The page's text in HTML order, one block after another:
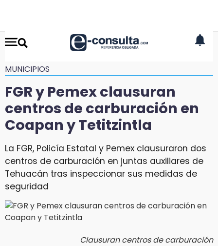
MUNICIPIOS
FGR y Pemex clausuran
centros de carburación en
Coapan y Tetitzintla
La FGR, Policía Estatal y Pemex clausuraron dos
centros de carburación en juntas auxiliares de
Tehuacán tras inspeccionar sus medidas de
seguridad
Clausuran centros de carburación